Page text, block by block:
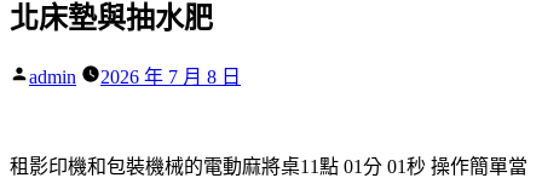
北床墊與抽水肥
作
admin 2026 年 7 月 8 日
租影印機和包裝機械的電動麻將桌11點 01分 01秒 操作簡單當